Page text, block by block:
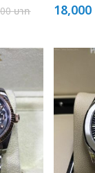
บาท 18,000